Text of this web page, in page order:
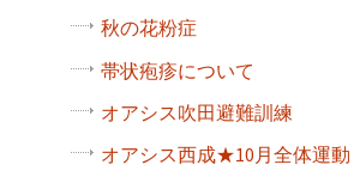
秋の花粉症
帯状疱疹について
オアシス吹田避難訓練
オアシス西成★10月全体運動